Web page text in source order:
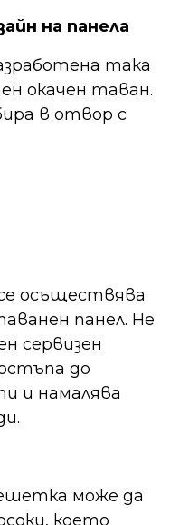
на панела
така
окачен таван.
в отвор с
осъществява
панел. Не
сервизен
до
и намалява
може да
което